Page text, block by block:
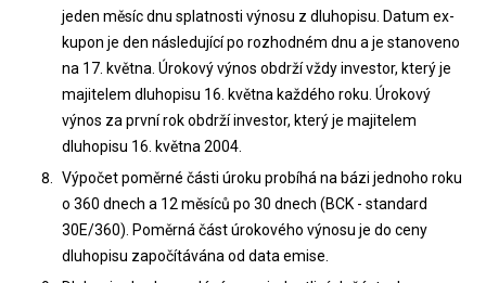
jeden měsíc dnu splatnosti výnosu z dluhopisu. Datum ex-
kupon je den následující po rozhodném dnu a je stanoveno
na 17. května. Úrokový výnos obdrží vždy investor, který je
majitelem dluhopisu 16. května každého roku. Úrokový
výnos za první rok obdrží investor, který je majitelem
dluhopisu 16. května 2004.
Výpočet poměrné části úroku probíhá na bázi jednoho roku
o 360 dnech a 12 měsíců po 30 dnech (BCK - standard
30E/360). Poměrná část úrokového výnosu je do ceny
dluhopisu započítávána od data emise.